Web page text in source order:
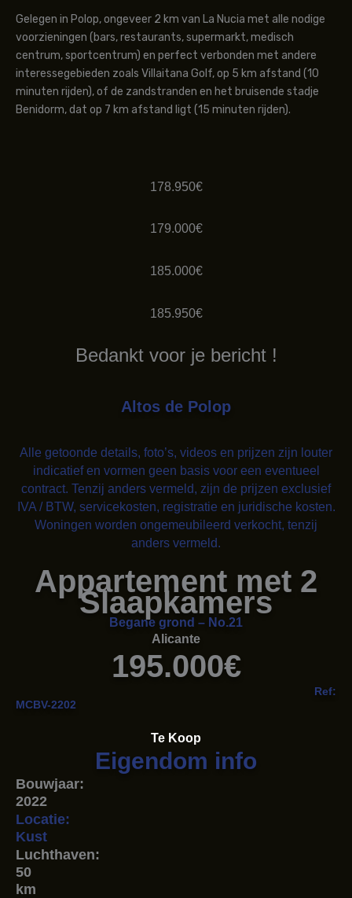
Gelegen in Polop, ongeveer 2 km van La Nucia met alle nodige
voorzieningen (bars, restaurants, supermarkt, medisch
centrum, sportcentrum) en perfect verbonden met andere
interessegebieden zoals Villaitana Golf, op 5 km afstand (10
minuten rijden), of de zandstranden en het bruisende stadje
Benidorm, dat op 7 km afstand ligt (15 minuten rijden).
178.950€
179.000€
185.000€
185.950€
Bedankt voor je bericht !
Altos de Polop
Alle getoonde details, foto’s, videos en prijzen zijn louter
indicatief en vormen geen basis voor een eventueel
contract. Tenzij anders vermeld, zijn de prijzen exclusief
IVA / BTW, servicekosten, registratie en juridische kosten.
Woningen worden ongemeubileerd verkocht, tenzij
anders vermeld.
Appartement met 2
Slaapkamers
Begane grond – No.21
Alicante
195.000€
Ref:
MCBV-2202
Te Koop
Eigendom info
Bouwjaar:
2022
Locatie:
Kust
Luchthaven:
50
km